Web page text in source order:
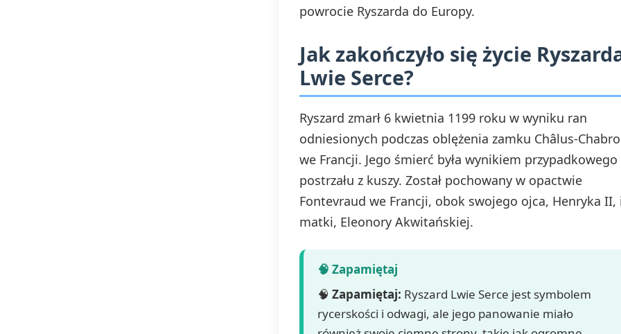
powrocie Ryszarda do Europy.
Jak zakończyło się życie
Lwie Serce?
Ryszard zmarł 6 kwietnia 1199 roku w wyniku ran
odniesionych podczas oblężenia zamku Châlus-
we Francji. Jego śmierć była wynikiem przypadkowego
postrzału z kuszy. Został pochowany w opactwie
Fontevraud we Francji, obok swojego ojca, Henryka II,
matki, Eleonory Akwitańskiej.
🧠 Zapamiętaj: Ryszard Lwie Serce jest symbolem
rycerskości i odwagi, ale jego panowanie miało